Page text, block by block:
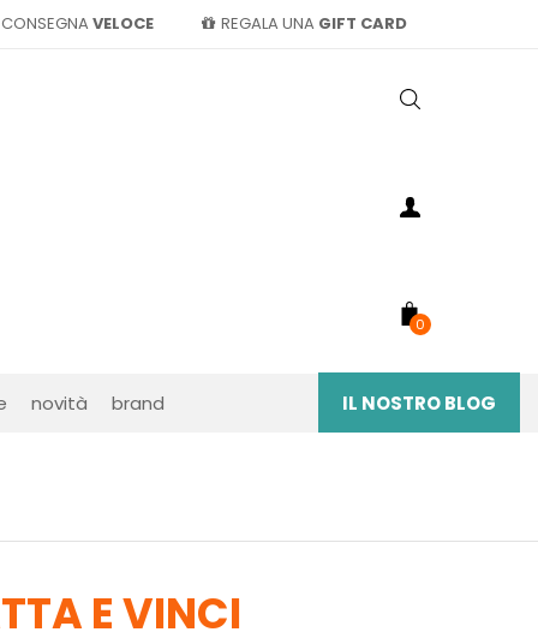
CONSEGNA VELOCE REGALA UNA GIFT CARD
0
novità brand IL NOSTRO BLOG
E VINCI